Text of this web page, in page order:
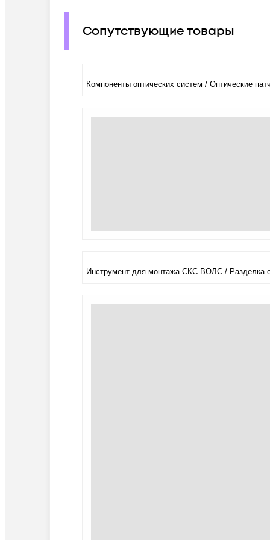
Сопутствующие товары
Компоненты оптических систем / Оптические
Инструмент для монтажа СКС ВОЛС / Разделка